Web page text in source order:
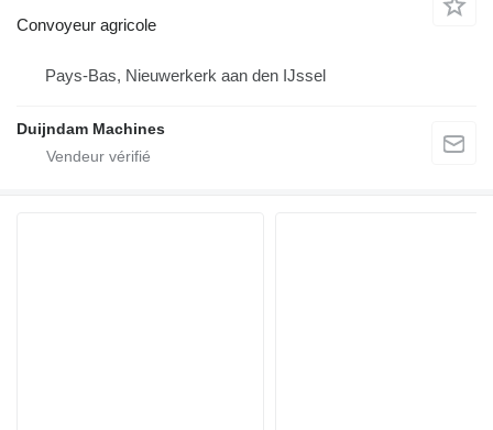
Convoyeur agricole
Pays-Bas, Nieuwerkerk aan den IJssel
Duijndam Machines